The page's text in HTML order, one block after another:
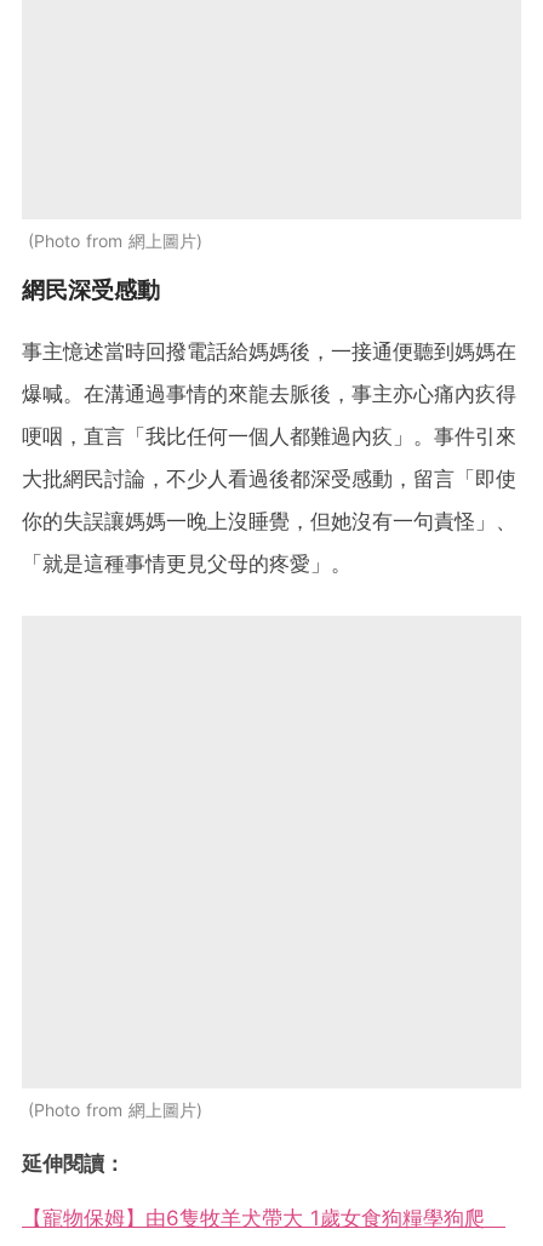
Photo from 網上圖片
網民深受感動
事主憶述當時回撥電話給媽媽後，一接通便聽到媽媽在
爆喊。在溝通過事情的來龍去脈後，事主亦心痛內疚得
哽咽，直言「我比任何一個人都難過內疚」。事件引來
大批網民討論，不少人看過後都深受感動，留言「即使
你的失誤讓媽媽一晚上沒睡覺，但她沒有一句責怪」、
「就是這種事情更見父母的疼愛」。
Photo from 網上圖片
延伸閱讀：
【寵物保姆】由6隻牧羊犬帶大 1歲女食狗糧學狗爬